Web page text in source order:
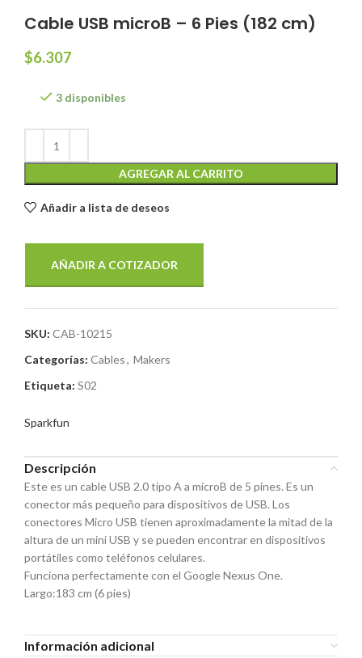
Cable USB microB – 6 Pies (182 cm)
$6.307
3 disponibles
AGREGAR AL CARRITO
Añadir a lista de deseos
AÑADIR A COTIZADOR
SKU: CAB-10215
Categorías: Cables, Makers
Etiqueta: S02
Sparkfun
Descripción
Este es un cable USB 2.0 tipo A a microB de 5 pines. Es un
conector más pequeño para dispositivos de USB. Los
conectores Micro USB tienen aproximadamente la mitad de la
altura de un mini USB y se pueden encontrar en dispositivos
portátiles como teléfonos celulares.
Funciona perfectamente con el Google Nexus One.
Largo:183 cm (6 pies)
Información adicional